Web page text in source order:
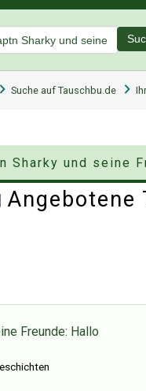
Suche auf Tauschbu.de
Sharky und seine
Freunde: Hallo